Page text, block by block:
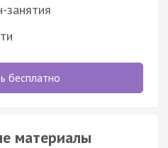
занятия
бесплатно
материалы